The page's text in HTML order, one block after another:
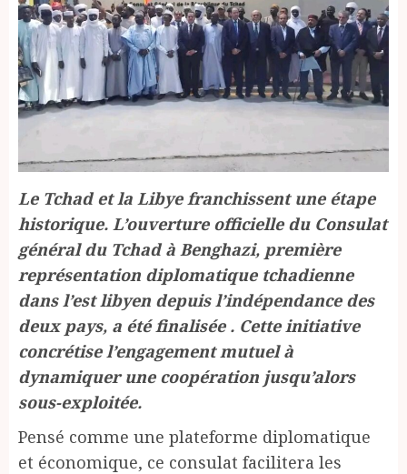
Le Tchad et la Libye franchissent une étape
historique. L’ouverture officielle du Consulat
général du Tchad à Benghazi, première
représentation diplomatique tchadienne
dans l’est libyen depuis l’indépendance des
deux pays, a été finalisée . Cette initiative
concrétise l’engagement mutuel à
dynamiquer une coopération jusqu’alors
sous-exploitée.
Pensé comme une plateforme diplomatique
et économique, ce consulat facilitera les